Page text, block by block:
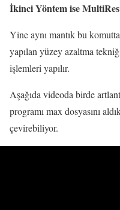
İkinci Yöntem ise
Yine aynı mantık bu
yapılan yüzey azaltma
işlemleri yapılır.
Aşağıda videoda birde
programı max dosyasını
çevirebiliyor.